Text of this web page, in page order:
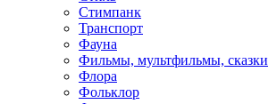
Стимпанк
Транспорт
Фауна
Фильмы, мультфильмы, сказки
Флора
Фольклор